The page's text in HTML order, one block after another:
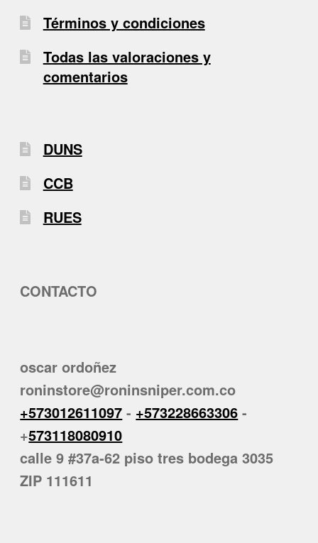
Términos y condiciones
Todas las valoraciones y
comentarios
DUNS
CCB
RUES
CONTACTO
oscar ordoñez
roninstore@roninsniper.com.co
+573012611097 - +573228663306 -
+573118080910
calle 9 #37a-62 piso tres bodega 3035
ZIP 111611